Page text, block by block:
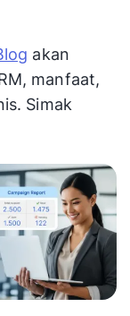
akan
manfaat,
Simak